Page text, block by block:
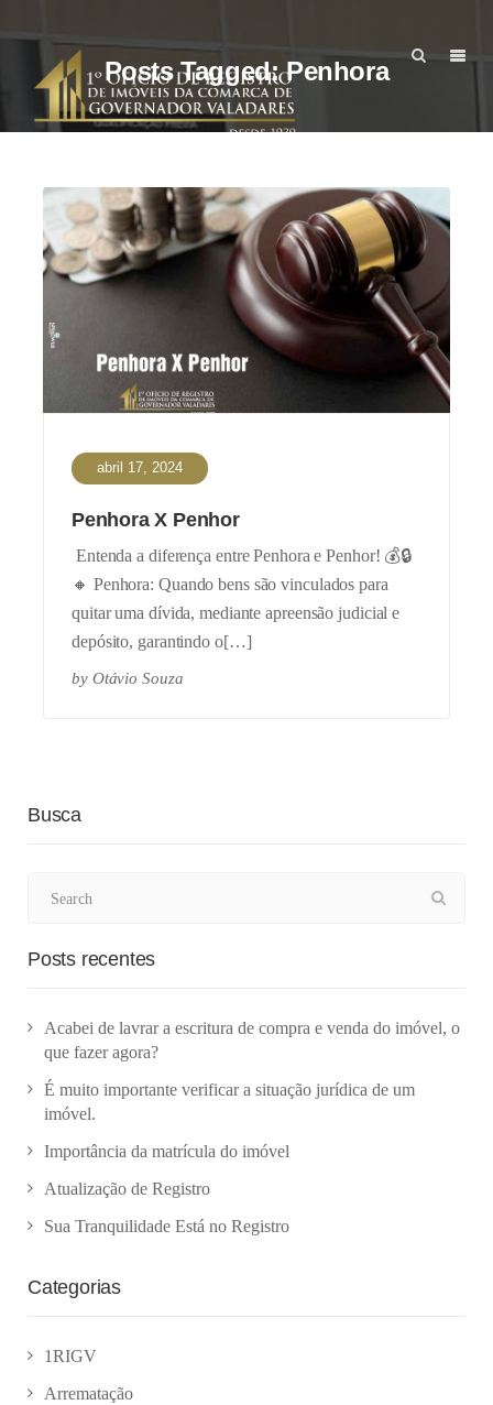
Posts Tagged: Penhora
abril 17, 2024
Penhora X Penhor
Entenda a diferença entre Penhora e Penhor! 💰🔒
🔸 Penhora: Quando bens são vinculados para
quitar uma dívida, mediante apreensão judicial e
depósito, garantindo o[…]
by Otávio Souza
Busca
Posts recentes
Acabei de lavrar a escritura de compra e venda do imóvel, o
que fazer agora?
É muito importante verificar a situação jurídica de um
imóvel.
Importância da matrícula do imóvel
Atualização de Registro
Sua Tranquilidade Está no Registro
Categorias
1RIGV
Arrematação